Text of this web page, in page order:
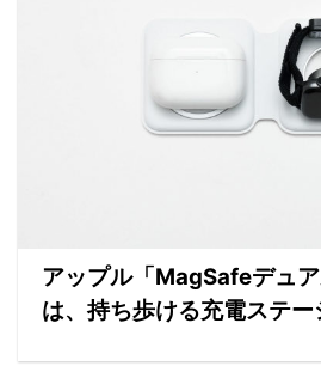
アップル「MagSafeデュア
は、持ち歩ける充電ステー